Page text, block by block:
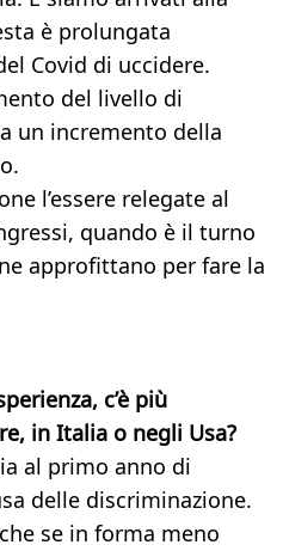
è prolungata
Covid di uccidere.
del livello di
un incremento della
l’essere relegate al
quando è il turno
approfittano per fare la
c’è più
in Italia o negli Usa?
al primo anno di
delle discriminazione.
se in forma meno